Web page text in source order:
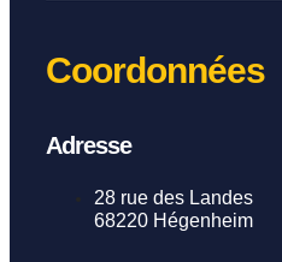
Coordonnées
Adresse
28 rue des Landes
68220 Hégenheim